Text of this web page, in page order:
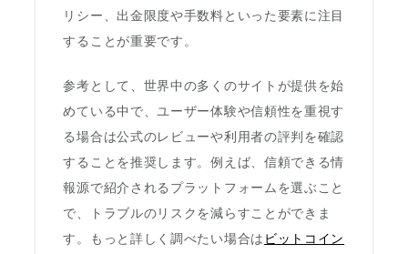
リシー、出金限度や手数料といった要素に注目
することが重要です。
参考として、世界中の多くのサイトが提供を始
めている中で、ユーザー体験や信頼性を重視す
る場合は公式のレビューや利用者の評判を確認
することを推奨します。例えば、信頼できる情
報源で紹介されるプラットフォームを選ぶこと
で、トラブルのリスクを減らすことができま
す。もっと詳しく調べたい場合は ビットコイン